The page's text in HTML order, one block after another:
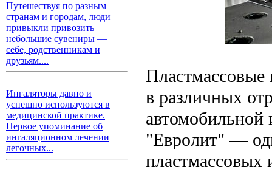
Путешествуя по разным
странам и городам, люди
привыкли привозить
небольшие сувениры —
себе, родственникам и
друзьям....
Ингаляторы давно и
успешно используются в
медицинской практике.
Первое упоминание об
ингаляционном лечении
легочных...
в различных
автомобильной
"Евролит" —